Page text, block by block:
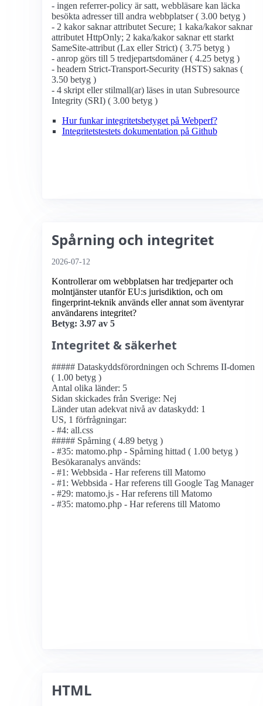
- ingen referrer-policy är satt, webbläsare kan läcka
besökta adresser till andra webbplatser ( 3.00 betyg )
- 2 kakor saknar attributet Secure; 1 kaka/kakor saknar
attributet HttpOnly; 2 kaka/kakor saknar ett starkt
SameSite-attribut (Lax eller Strict) ( 3.75 betyg )
- anrop görs till 5 tredjepartsdomäner ( 4.25 betyg )
- headern Strict-Transport-Security (HSTS) saknas (
3.50 betyg )
- 4 skript eller stilmall(ar) läses in utan Subresource
Integrity (SRI) ( 3.00 betyg )
Hur funkar integritetsbetyget på Webperf?
Integritetstestets dokumentation på Github
Spårning och integritet
2026-07-12
Kontrollerar om webbplatsen har tredjeparter och
molntjänster utanför EU:s jurisdiktion, och om
fingerprint-teknik används eller annat som äventyrar
användarens integritet?
Betyg: 3.97 av 5
Integritet & säkerhet
##### Dataskyddsförordningen och Schrems II-domen
( 1.00 betyg )
Antal olika länder: 5
Sidan skickades från Sverige: Nej
Länder utan adekvat nivå av dataskydd: 1
US, 1 förfrågningar:
- #4: all.css
##### Spårning ( 4.89 betyg )
- #35: matomo.php - Spårning hittad ( 1.00 betyg )
Besökaranalys används:
- #1: Webbsida - Har referens till Matomo
- #1: Webbsida - Har referens till Google Tag Manager
- #29: matomo.js - Har referens till Matomo
- #35: matomo.php - Har referens till Matomo
HTML